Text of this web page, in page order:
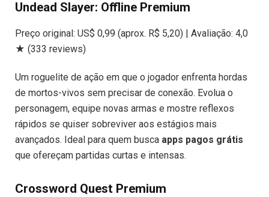
Undead Slayer: Offline Premium
Preço original: US$ 0,99 (aprox. R$ 5,20) | Avaliação: 4,0
★ (333 reviews)
Um roguelite de ação em que o jogador enfrenta hordas
de mortos-vivos sem precisar de conexão. Evolua o
personagem, equipe novas armas e mostre reflexos
rápidos se quiser sobreviver aos estágios mais
avançados. Ideal para quem busca apps pagos grátis
que ofereçam partidas curtas e intensas.
Crossword Quest Premium